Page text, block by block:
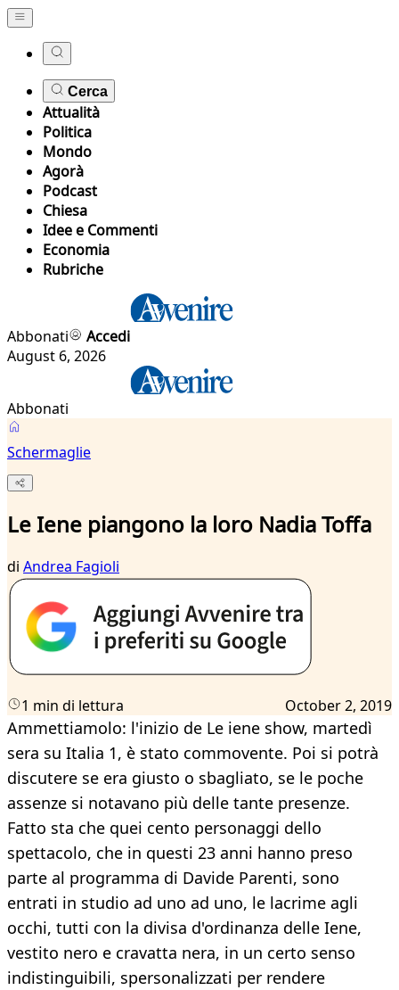
Cerca
Attualità
Politica
Mondo
Agorà
Podcast
Chiesa
Idee e Commenti
Economia
Rubriche
Abbonati
Accedi
August 6, 2026
Abbonati
Schermaglie
Le Iene piangono la loro Nadia Toffa
di Andrea Fagioli
1 min di lettura October 2, 2019
Ammettiamolo: l'inizio de Le iene show, martedì
sera su Italia 1, è stato commovente. Poi si potrà
discutere se era giusto o sbagliato, se le poche
assenze si notavano più delle tante presenze.
Fatto sta che quei cento personaggi dello
spettacolo, che in questi 23 anni hanno preso
parte al programma di Davide Parenti, sono
entrati in studio ad uno ad uno, le lacrime agli
occhi, tutti con la divisa d'ordinanza delle Iene,
vestito nero e cravatta nera, in un certo senso
indistinguibili, spersonalizzati per rendere